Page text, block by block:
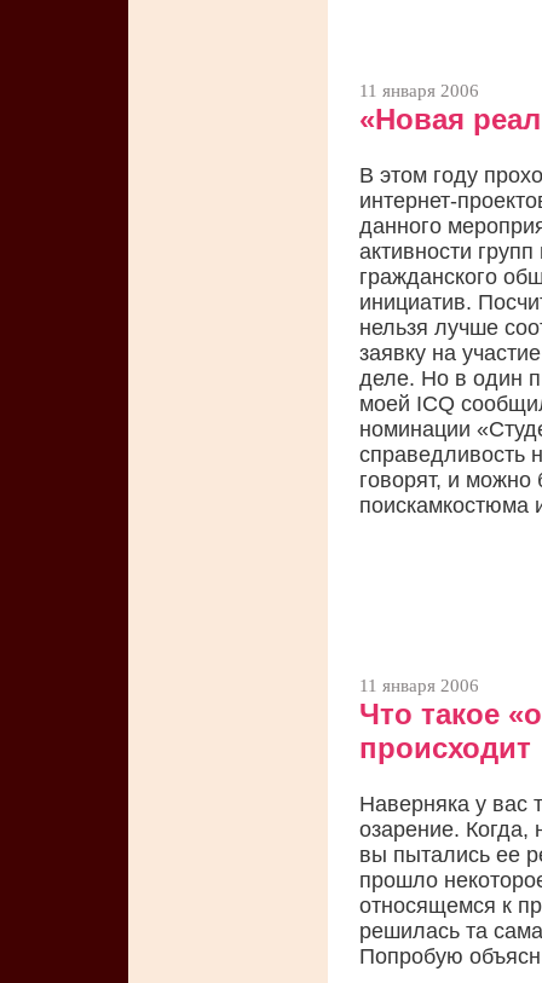
11 января 2006
«Новая
В этом году
интернет-
данного
активности
гражданского
инициатив.
нельзя лучше
заявку на
деле. Но в один
моей ICQ
номинации
справедливость
говорят, и можно
поискамкостюма
11 января 2006
Что такое
происходит
Наверняка у вас
озарение. Когда,
вы пытались ее
прошло
относящемся к
решилась та
Попробую